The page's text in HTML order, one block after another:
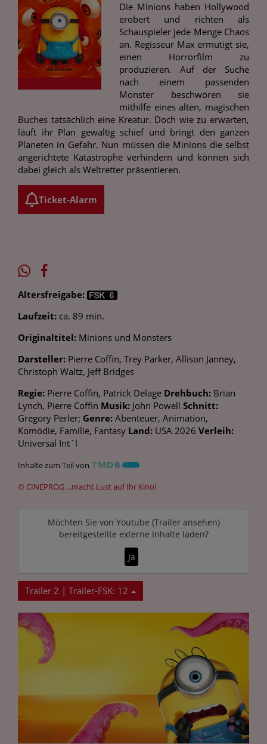
Die Minions haben Hollywood
erobert und richten als
Schauspieler jede Menge Chaos
an. Regisseur Max ermutigt sie,
einen Horrorfilm zu
produzieren. Auf der Suche
nach einem passenden
Monster beschwören sie
mithilfe eines alten, magischen
Buches tatsächlich eine Kreatur. Doch wie zu erwarten,
läuft ihr Plan gewaltig schief und bringt den ganzen
Planeten in Gefahr. Nun müssen die Minions die selbst
angerichtete Katastrophe verhindern und können sich
dabei gleich als Weltretter präsentieren.
Ticket-Alarm
Altersfreigabe:
Laufzeit: ca. 89 min.
Originaltitel: Minions und Monsters
Darsteller: Pierre Coffin, Trey Parker, Allison Janney,
Christoph Waltz, Jeff Bridges
Regie: Pierre Coffin, Patrick Delage Drehbuch: Brian
Lynch, Pierre Coffin Musik: John Powell Schnitt:
Gregory Perler; Genre: Abenteuer, Animation,
Komödie, Familie, Fantasy Land: USA 2026 Verleih:
Universal Int´l
Inhalte zum Teil von
© CINEPROG ...macht Lust auf Ihr Kino!
Möchten Sie von Youtube (Trailer ansehen)
bereitgestellte externe Inhalte laden?
Ja
Trailer 2 | Trailer-FSK: 12